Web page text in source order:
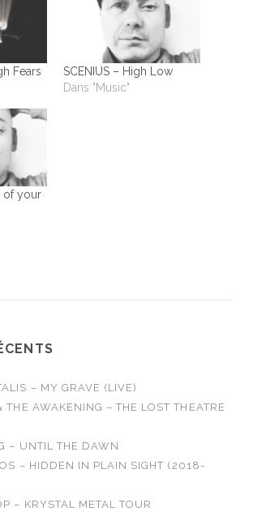
Fears
SCENIUS – High Low
Dans "Music"
of your
– MY GRAVE (LIVE)
THE AWAKENING – THE LOST THEATRE
– UNTIL THE DAWN
– HIDDEN IN PLAIN SIGHT (2018-
– KRYSTAL METAL TOUR